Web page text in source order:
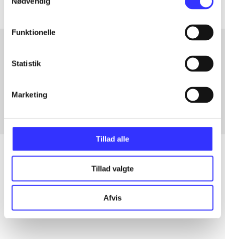
Funktionelle
Statistik
Marketing
Tillad alle
Tillad valgte
Afvis
Artikler med samme emner
Artikler
Alle registrerede artikler fordelt på udgivelser